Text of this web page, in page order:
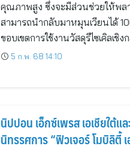
คุณภาพสูง ซึ่งจะมีส่วนช่วยให้พล
สามารถนำกลับมาหมุนเวียนได้
ขอบเขตการใช้งานวัสดุรีไซเคิลเชิ
5 ก.พ. 68 14:10
นิปปอน เอ็กซ์เพรส เอเชียใต้แล
นิทรรศการ “ฟิวเจอร์ โมบิลิตี้ เ